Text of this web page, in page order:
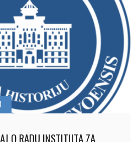
O RADU INSTITUTA ZA